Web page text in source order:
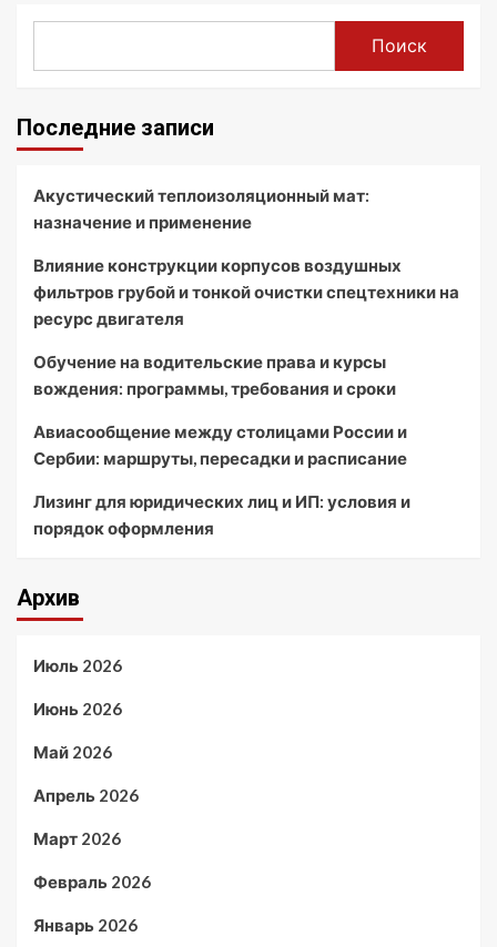
Поиск
Последние записи
Акустический теплоизоляционный мат:
назначение и применение
Влияние конструкции корпусов воздушных
фильтров грубой и тонкой очистки спецтехники на
ресурс двигателя
Обучение на водительские права и курсы
вождения: программы, требования и сроки
Авиасообщение между столицами России и
Сербии: маршруты, пересадки и расписание
Лизинг для юридических лиц и ИП: условия и
порядок оформления
Архив
Июль 2026
Июнь 2026
Май 2026
Апрель 2026
Март 2026
Февраль 2026
Январь 2026